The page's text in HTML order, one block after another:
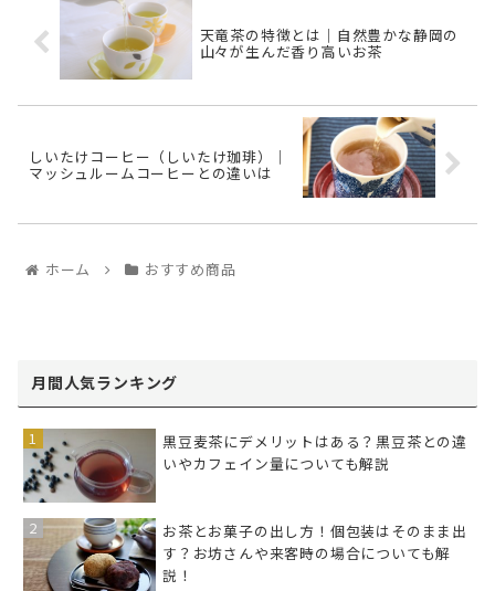
天竜茶の特徴とは｜自然豊かな静岡の
山々が生んだ香り高いお茶
しいたけコーヒー（しいたけ珈琲）｜
マッシュルームコーヒーとの違いは
ホーム おすすめ商品
月間人気ランキング
黒豆麦茶にデメリットはある？黒豆茶との違
いやカフェイン量についても解説
お茶とお菓子の出し方！個包装はそのまま出
す？お坊さんや来客時の場合についても解
説！